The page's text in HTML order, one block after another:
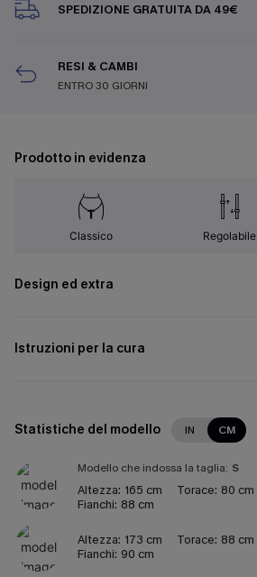
SPEDIZIONE GRATUITA DA 49€
RESI & CAMBI
ENTRO 30 GIORNI
Prodotto in evidenza
Classico Regolabile
Design ed extra
Istruzioni per la cura
Statistiche del modello IN CM
Modello che indossa la taglia: S
Altezza: 165 cm Torace: 80 cm
Fianchi: 88 cm
Altezza: 173 cm Torace: 88 cm
Fianchi: 90 cm